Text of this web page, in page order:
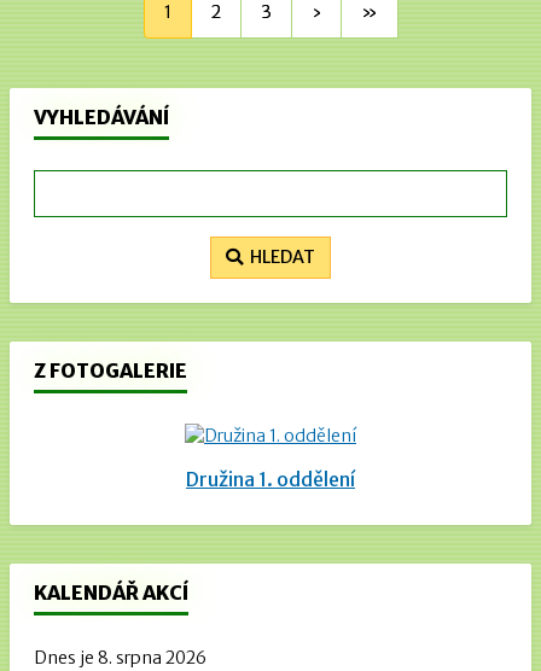
1 2 3 › »
VYHLEDÁVÁNÍ
HLEDAT
Z FOTOGALERIE
Družina 1. oddělení
KALENDÁŘ AKCÍ
Dnes je 8. srpna 2026